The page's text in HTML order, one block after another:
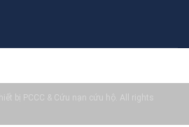
bị PCCC & Cứu nạn cứu hộ. All rights